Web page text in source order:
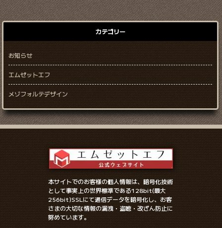
カテゴリー
お知らせ
エムゼットエフ
メゾフォルテデザイン
本サイトでのお客様の個人情報は、暗号化技術
として事実上の世界標準である128bit(最大
256bit)SSLにて通信データを暗号化し、お客
さまの大切な情報の漏洩・盗聴・改ざん防止に
努めています。